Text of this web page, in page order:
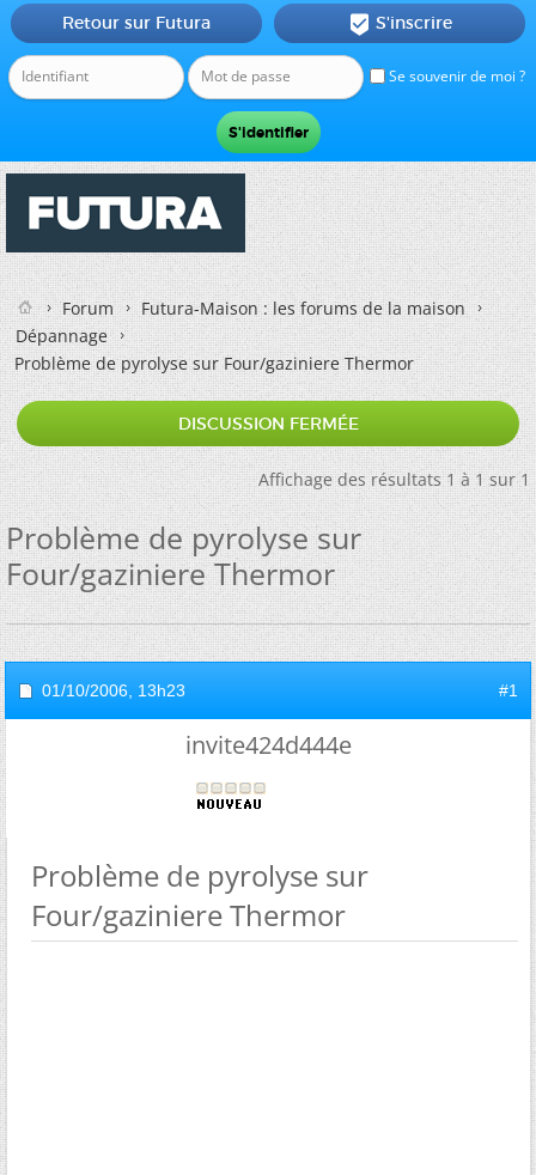
Se souvenir de moi ?
Retour sur Futura  S'inscrire
Forum
Futura-Maison : les forums de la maison
Dépannage
Problème de pyrolyse sur Four/gaziniere Thermor
DISCUSSION FERMÉE
Affichage des résultats 1 à 1 sur 1
Problème de pyrolyse sur
Four/gaziniere Thermor
01/10/2006, 13h23 #1
invite424d444e
Problème de pyrolyse sur
Four/gaziniere Thermor